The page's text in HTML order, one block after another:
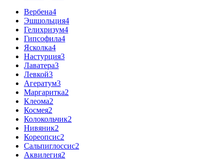
Вербена4
Эшшольция4
Гелихризум4
Гипсофила4
Ясколка4
Настурция3
Лаватера3
Левкой3
Агератум3
Маргаритка2
Клеома2
Космея2
Колокольчик2
Нивяник2
Кореопсис2
Сальпиглоссис2
Аквилегия2